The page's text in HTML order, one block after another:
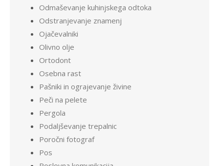
Odmaševanje kuhinjskega odtoka
Odstranjevanje znamenj
Ojačevalniki
Olivno olje
Ortodont
Osebna rast
Pašniki in ograjevanje živine
Peči na pelete
Pergola
Podaljševanje trepalnic
Poročni fotograf
Pos